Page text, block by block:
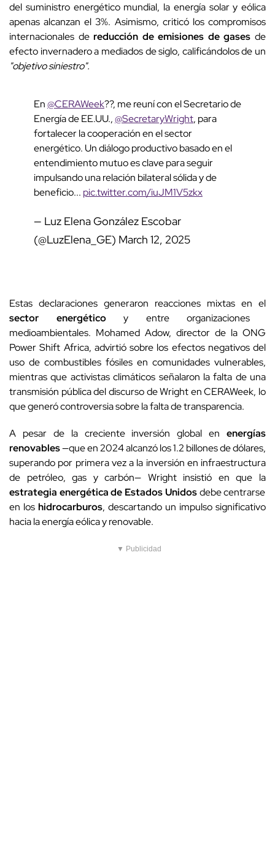
del suministro energético mundial, la energía solar y eólica
apenas alcanzan el 3%. Asimismo, criticó los compromisos
internacionales dereducción de emisiones de gases de
efecto invernadero a mediados de siglo, calificándolos de un
"objetivo siniestro".
En@CERAWeek??, me reuní con el Secretario de
Energía de EE.UU.,@SecretaryWright, para
fortalecer la cooperación en el sector
energético. Un diálogo productivo basado en el
entendimiento mutuo es clave para seguir
impulsando una relación bilateral sólida y de
beneficio... pic.twitter.com/iuJM1V5zkx
— Luz Elena González Escobar
(@LuzElena_GE) March 12, 2025
Estas declaraciones generaron reacciones mixtas en el
sector energéticoy entre organizaciones
medioambientales. Mohamed Adow, director de la ONG
Power Shift Africa, advirtió sobre los efectos negativos del
uso de combustibles fósiles en comunidades vulnerables,
mientras que activistas climáticos señalaron la falta de una
transmisión pública del discurso de Wright en CERAWeek, lo
que generó controversia sobre la falta de transparencia.
A pesar de la creciente inversión global en energías
renovables—que en 2024 alcanzó los 1.2 billones de dólares,
superando por primera vez a la inversión en infraestructura
de petróleo, gas y carbón— Wright insistió en que la
estrategia energética de Estados Unidosdebe centrarse
en los hidrocarburos, descartando un impulso significativo
hacia la energía eólica y renovable.
▼ Publicidad